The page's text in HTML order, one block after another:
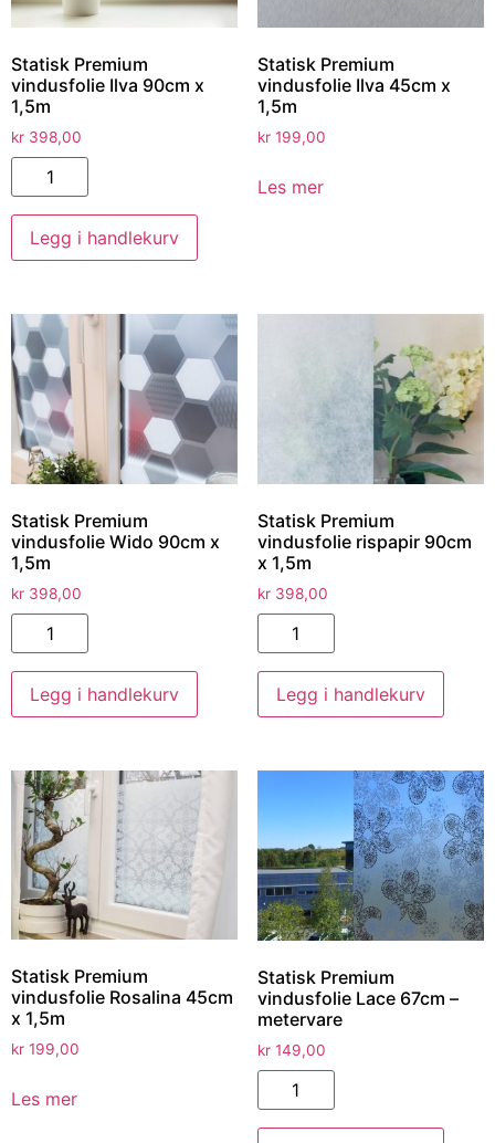
Statisk Premium
vindusfolie Ilva 90cm x
1,5m
kr 398,00
Legg i handlekurv
Statisk Premium
vindusfolie Ilva 45cm x
1,5m
kr199,00
Les mer
Statisk Premium
vindusfolie Wido 90cm x
1,5m
kr 398,00
Legg i handlekurv
Statisk Premium
vindusfolie rispapir 90cm
x 1,5m
kr398,00
Legg i handlekurv
Statisk Premium
vindusfolie Rosalina 45cm
x 1,5m
kr 199,00
Les mer
Statisk Premium
vindusfolie Lace 67cm –
metervare
kr149,00